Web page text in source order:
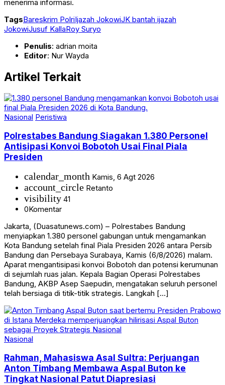
menerima informasi.
TagsBareskrim PolriIjazah JokowiJK bantah ijazah
JokowiJusuf KallaRoy Suryo
Penulis: adrian moita
Editor: Nur Wayda
Artikel Terkait
Nasional Peristiwa
Polrestabes Bandung Siagakan 1.380 Personel
Antisipasi Konvoi Bobotoh Usai Final Piala
Presiden
calendar_month Kamis, 6 Agt 2026
account_circle Retanto
visibility 41
0Komentar
Jakarta, (Duasatunews.com) – Polrestabes Bandung
menyiapkan 1.380 personel gabungan untuk mengamankan
Kota Bandung setelah final Piala Presiden 2026 antara Persib
Bandung dan Persebaya Surabaya, Kamis (6/8/2026) malam.
Aparat mengantisipasi konvoi Bobotoh dan potensi kerumunan
di sejumlah ruas jalan. Kepala Bagian Operasi Polrestabes
Bandung, AKBP Asep Saepudin, mengatakan seluruh personel
telah bersiaga di titik-titik strategis. Langkah […]
Nasional
Rahman, Mahasiswa Asal Sultra: Perjuangan
Anton Timbang Membawa Aspal Buton ke
Tingkat Nasional Patut Diapresiasi